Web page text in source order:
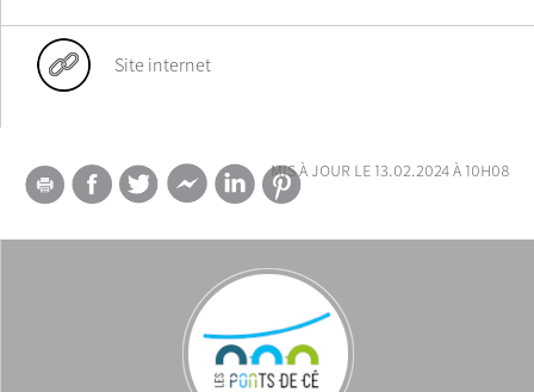
Site internet
mis à jour le 13.02.2024 à 10h08